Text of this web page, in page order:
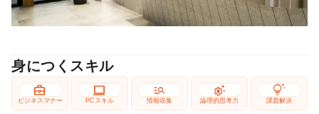
身につくスキル
business_center
ビジネスマナー
computer
PCスキル
manage_search
情報収集
settings_suggest
論理的思考力
tips_and_updates
課題解決